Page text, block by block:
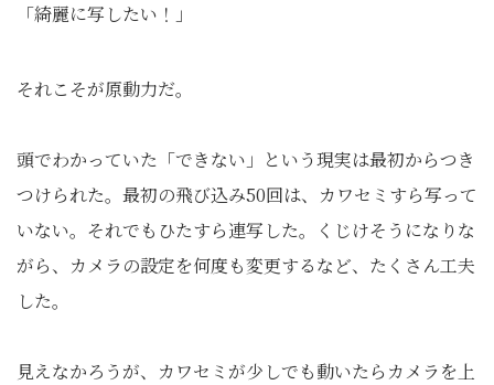
「綺麗に写したい！」
それこそが原動力だ。
頭でわかっていた「できない」という現実は最初からつき
つけられた。最初の飛び込み50回は、カワセミすら写って
いない。それでもひたすら連写した。くじけそうになりな
がら、カメラの設定を何度も変更するなど、たくさん工夫
した。
見えなかろうが、カワセミが少しでも動いたらカメラを上